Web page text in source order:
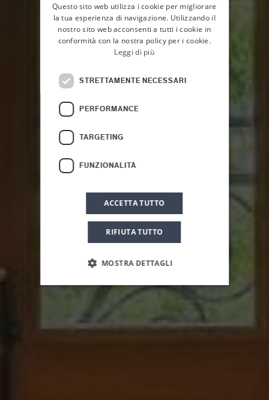
HOME
Superior Suite
ENGLISH
Questo sito web utilizza i cookie per migliorare
la tua esperienza di navigazione. Utilizzando il
nostro sito web acconsenti a tutti i cookie in
conformità con la nostra policy per i cookie.
Leggi di più
STRETTAMENTE NECESSARI
PERFORMANCE
TARGETING
FUNZIONALITÀ
ACCETTA TUTTO
RIFIUTA TUTTO
MOSTRA DETTAGLI